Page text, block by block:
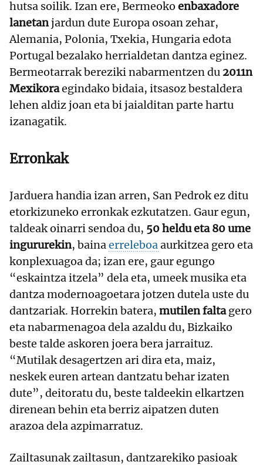
hutsa soilik. Izan ere, Bermeoko enbaxadore
lanetanjardun dute Europa osoan zehar,
Alemania, Polonia, Txekia, Hungaria edota
Portugal bezalako herrialdetan dantza eginez.
Bermeotarrak bereziki nabarmentzen du 2011n
Mexikoraegindako bidaia, itsasoz bestaldera
lehen aldiz joan eta bi jaialditan parte hartu
izanagatik.
Erronkak
Jarduera handia izan arren, San Pedrok ez ditu
etorkizuneko erronkak ezkutatzen. Gaur egun,
taldeak oinarri sendoa du, 50 heldu eta 80 ume
ingururekin, bainaerreleboaaurkitzea gero eta
konplexuagoa da; izan ere, gaur egungo
“eskaintza itzela” dela eta, umeek musika eta
dantza modernoagoetara jotzen dutela uste du
dantzariak. Horrekin batera, mutilen faltagero
eta nabarmenagoa dela azaldu du, Bizkaiko
beste talde askoren joera bera jarraituz.
“Mutilak desagertzen ari dira eta, maiz,
neskek euren artean dantzatu behar izaten
dute”, deitoratu du, beste taldeekin elkartzen
direnean behin eta berriz aipatzen duten
arazoa dela azpimarratuz.
Zailtasunak zailtasun, dantzarekiko pasioak